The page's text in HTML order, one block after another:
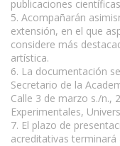
publicaciones
5. Acompañarán
extensión, en el que
considere más
artística.
6. La documentación
Secretario de la
Calle 3 de marzo s./n.,
Experimentales,
7. El plazo de
acreditativas